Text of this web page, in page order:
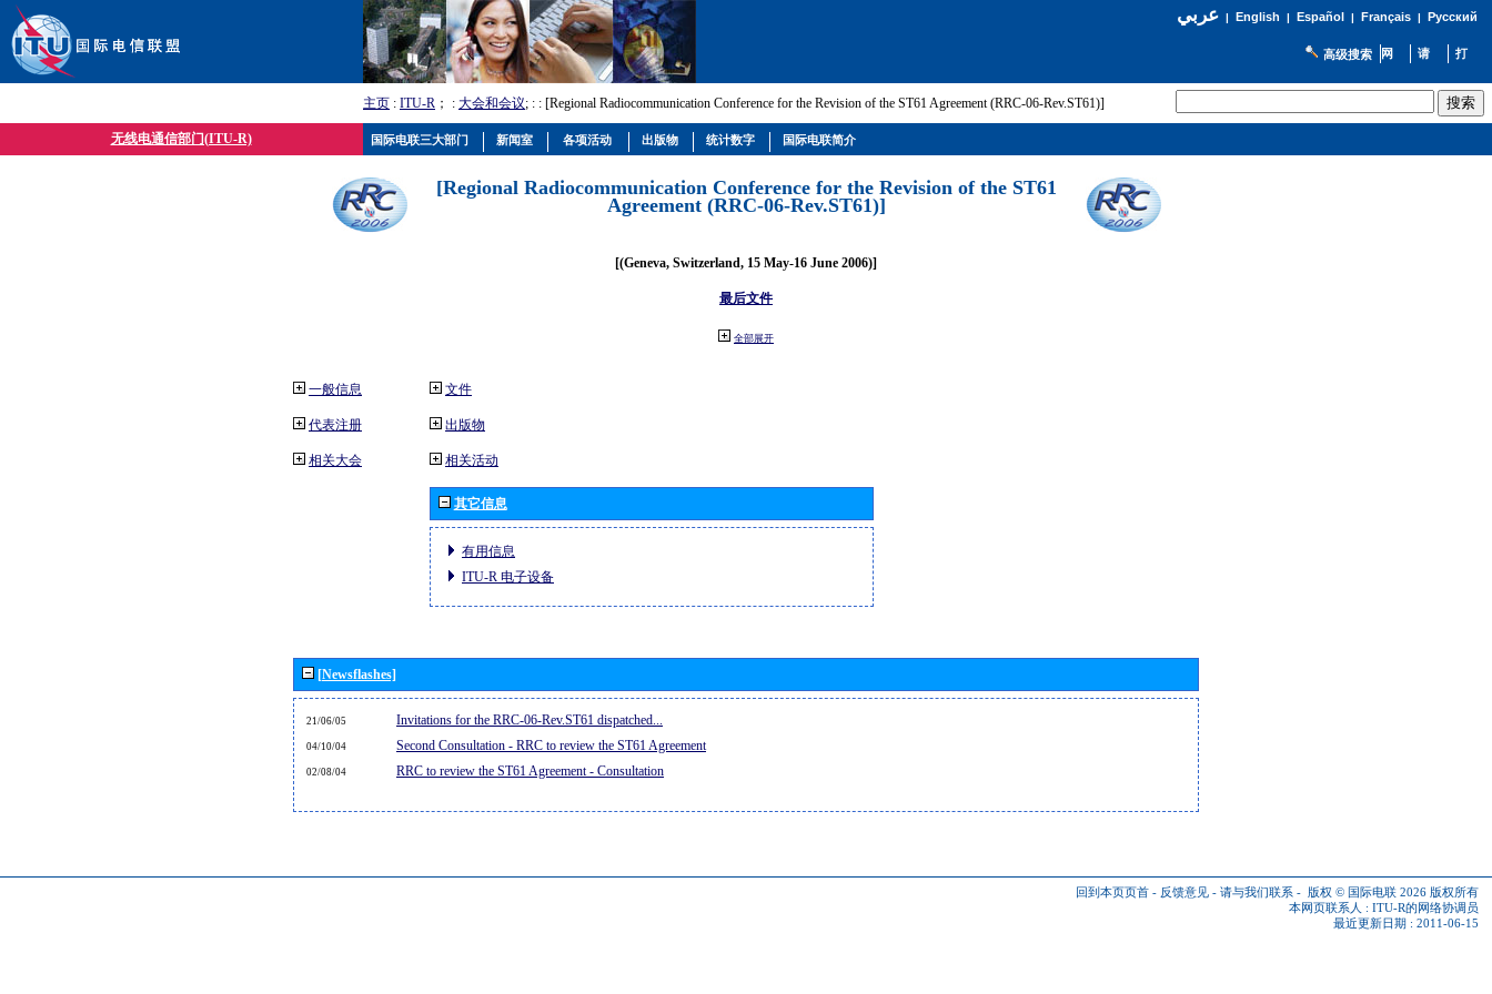
عربي| English | Español | Français| Русский
高级搜索
主页 : ITU-R ； : 大会和会议; : : [Regional Radiocommunication Conference for the Revision of the ST61 Agreement (RRC-06-Rev.ST61)]
无线电通信部门(ITU-R)
[Regional Radiocommunication Conference for the Revision of the ST61
Agreement (RRC-06-Rev.ST61)]
[(Geneva, Switzerland, 15 May-16 June 2006)]
最后文件
全部展开
一般信息
代表注册
相关大会
文件
出版物
相关活动
其它信息
有用信息
ITU-R 电子设备
[Newsflashes]
21/06/05 Invitations for the RRC-06-Rev.ST61 dispatched...
04/10/04 Second Consultation - RRC to review the ST61 Agreement
02/08/04 RRC to review the ST61 Agreement - Consultation
回到本页页首 - 反馈意见 - 请与我们联系 - 版权 © 国际电联 2026 版权所有
本网页联系人 : ITU-R的网络协调员
最近更新日期 : 2011-06-15
国际电联三大部门 新闻室 各项活动 出版物 统计数字 国际电联简介